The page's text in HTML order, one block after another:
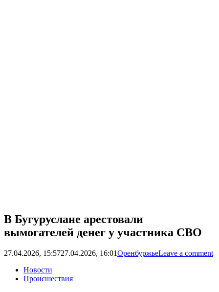
В Бугуруслане арестовали
вымогателей денег у участника СВО
27.04.2026, 15:5727.04.2026, 16:01ОренбуржьеLeave a comment
Новости
Происшествия